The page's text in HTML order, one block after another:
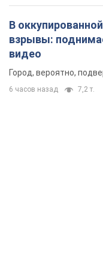
В
взрывы:
видео
Город, вероятно,
6 часов назад 7,2 т.